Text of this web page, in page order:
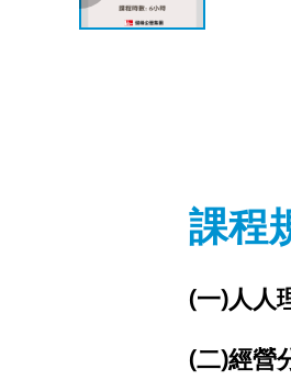
課程
(一)人人
(二)經營